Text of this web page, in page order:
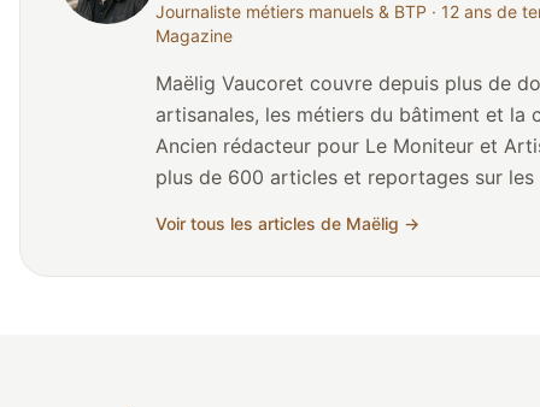
Journaliste métiers manuels & BTP · 12 ans de
Magazine
Maëlig Vaucoret couvre depuis plus de
artisanales, les métiers du bâtiment et la
Ancien rédacteur pour Le Moniteur et
plus de 600 articles et reportages sur les
a grandi au contact des artisans du
maçon) avant de se spécialiser dans le
Voir tous les articles de Maëlig →